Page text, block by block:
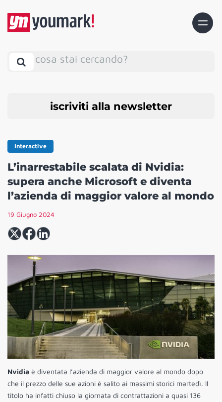
cosa stai cercando?
iscriviti alla newsletter
Interactive
L’inarrestabile scalata di Nvidia:
supera anche Microsoft e diventa
l’azienda di maggior valore al mondo
19 Giugno 2024
Nvidia è diventata l’azienda di maggior valore al mondo dopo
che il prezzo delle sue azioni è salito ai massimi storici martedì. Il
titolo ha infatti chiuso la giornata di contrattazioni a quasi 136